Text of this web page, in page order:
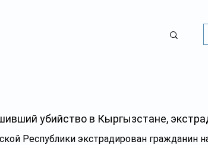
убийство в Кыргызстане,